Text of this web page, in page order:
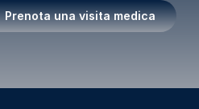
Prenota una visita medica